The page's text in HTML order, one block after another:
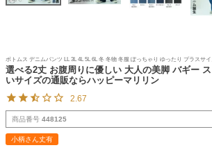
ボトムス デニムパンツ LL 3L 4L 5L 6L 冬 冬物 冬服 ぽっちゃり ゆったり プラスサ
選べる2丈 お腹周りに優しい 大人の美脚 バギー
いサイズの通販ならハッピーマリリン
2.67
商品番号 448125
小柄さん丈有